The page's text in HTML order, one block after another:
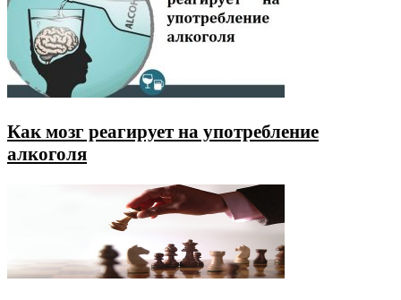
Как мозг реагирует на употребление
алкоголя